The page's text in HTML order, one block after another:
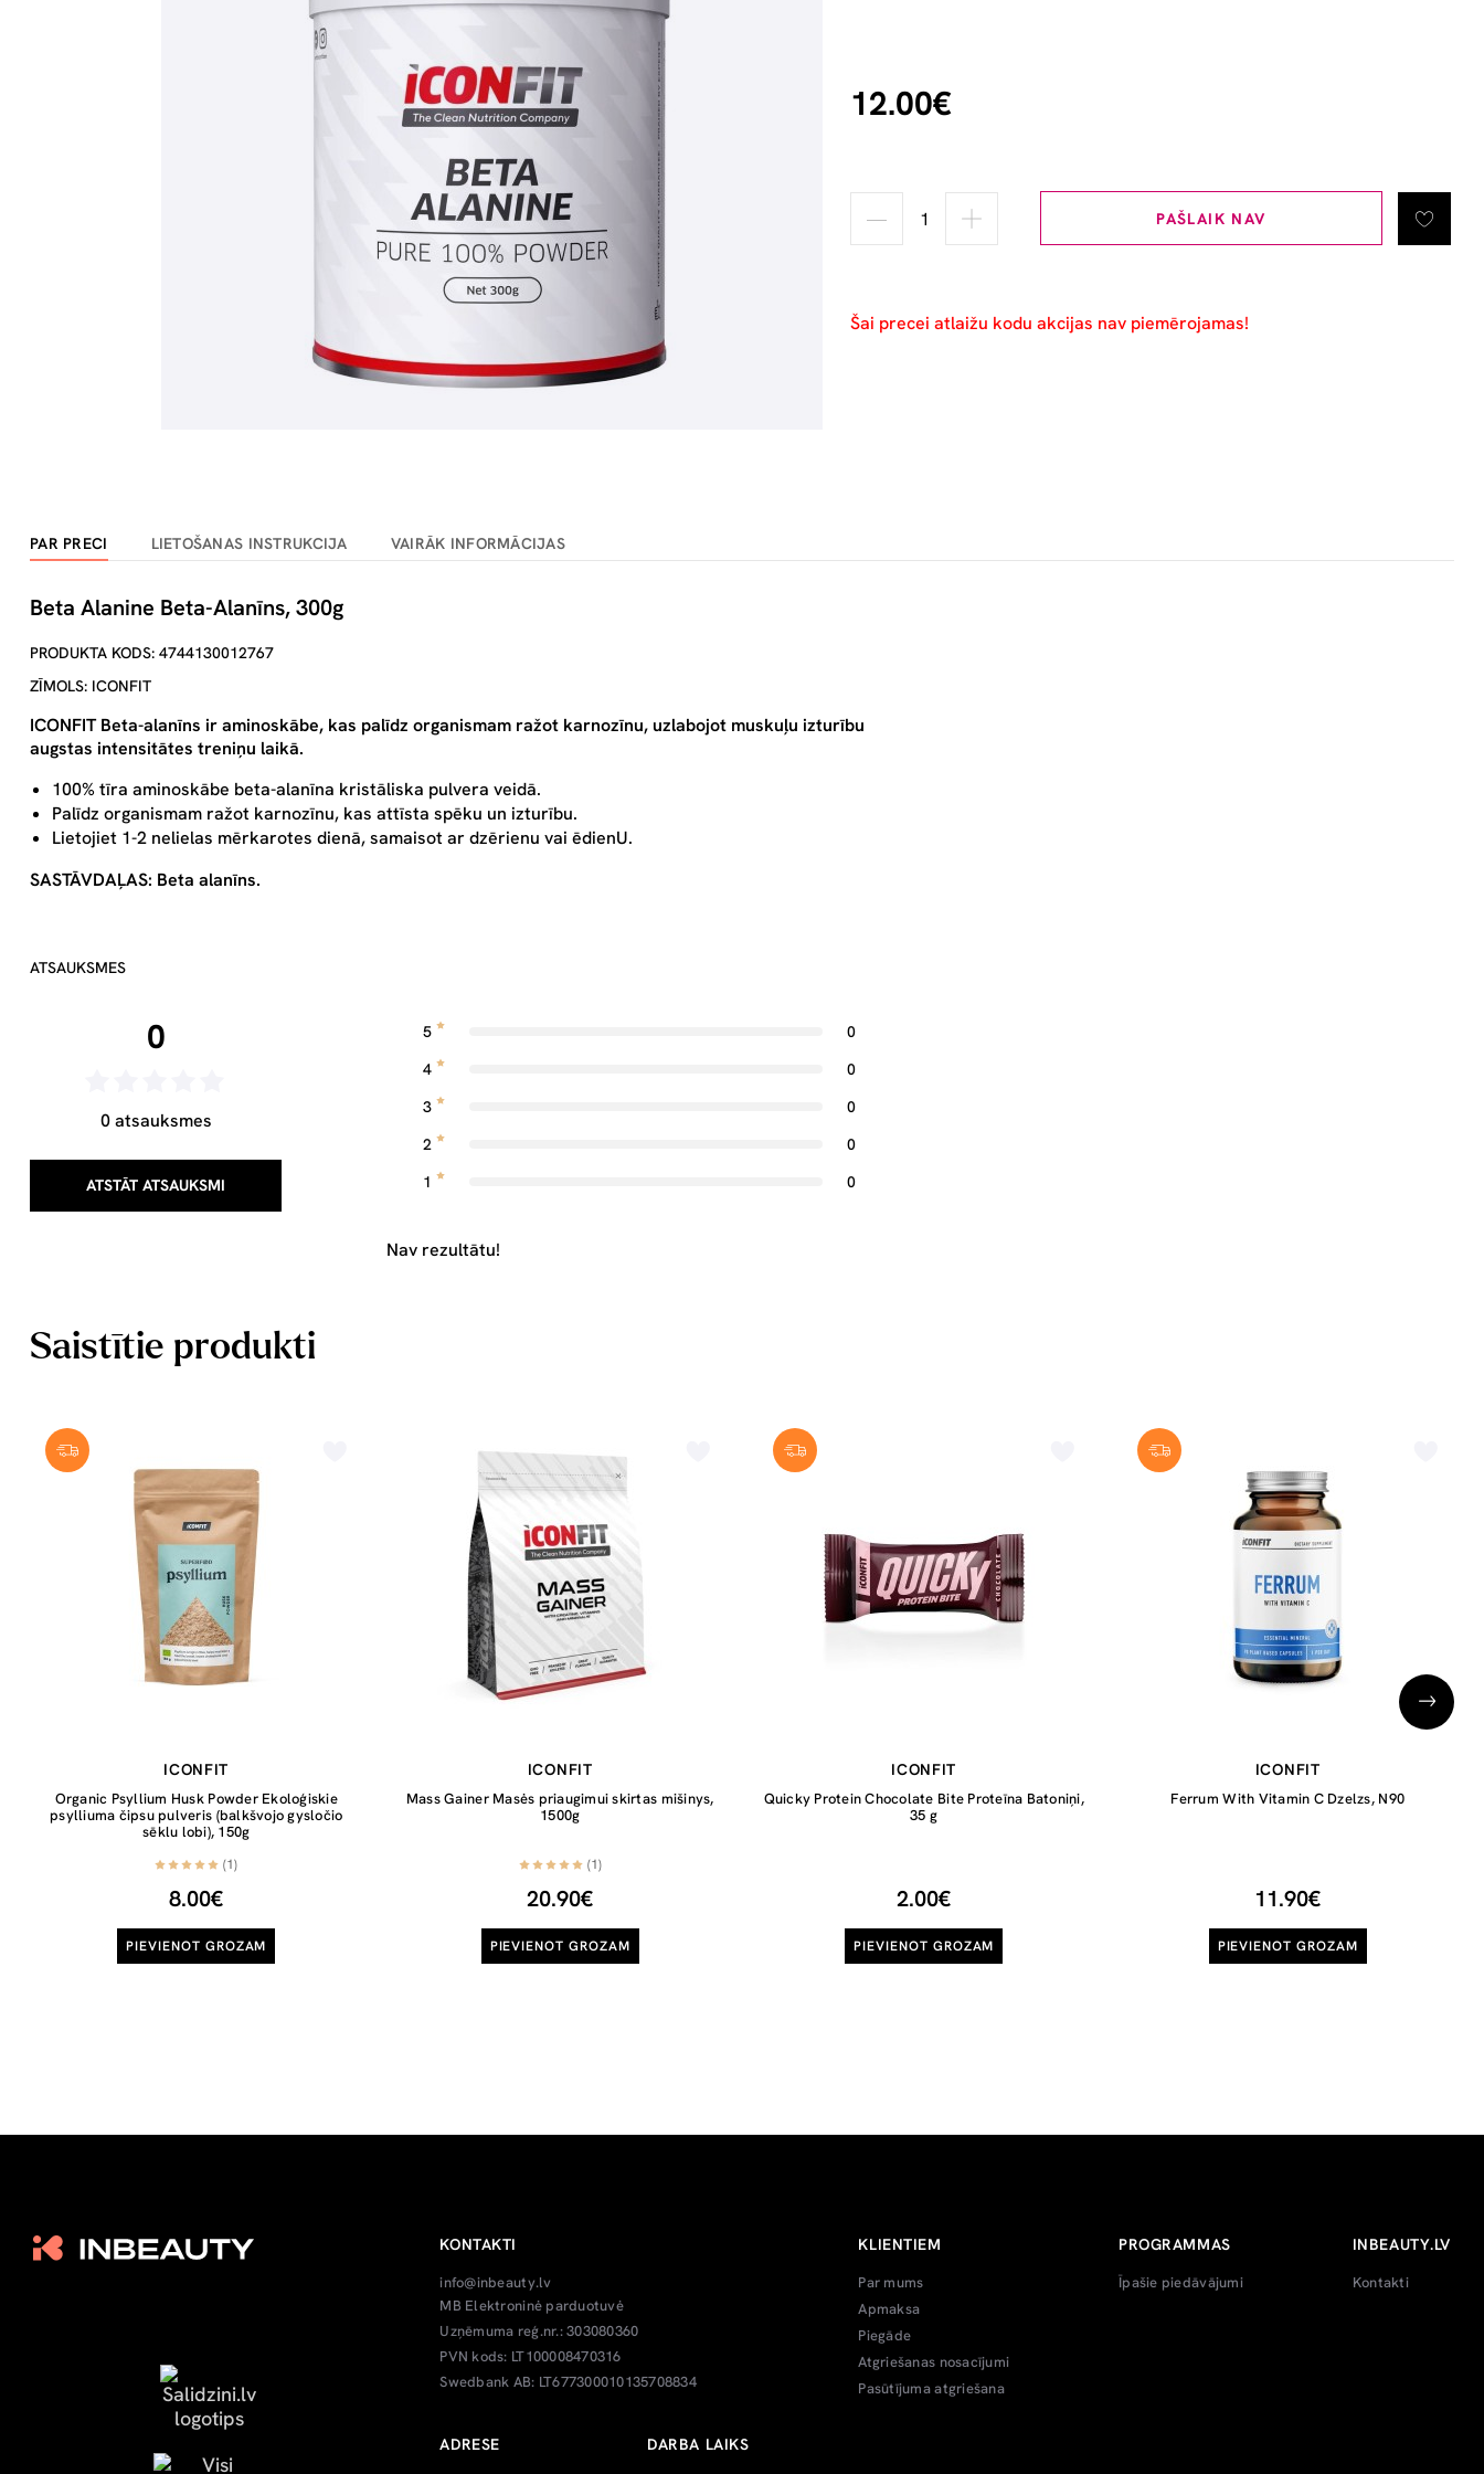
12.00€
PAŠLAIK NAV
Šai precei atlaižu kodu akcijas nav piemērojamas!
PAR PRECI LIETOŠANAS INSTRUKCIJA VAIRĀK INFORMĀCIJAS
Beta Alanine Beta-Alanīns, 300g
PRODUKTA KODS: 4744130012767
ZĪMOLS: ICONFIT
ICONFIT Beta-alanīns ir aminoskābe, kas palīdz organismam ražot karnozīnu, uzlabojot muskuļu izturību
augstas intensitātes treniņu laikā.
100% tīra aminoskābe beta-alanīna kristāliska pulvera veidā.
Palīdz organismam ražot karnozīnu, kas attīsta spēku un izturību.
Lietojiet 1-2 nelielas mērkarotes dienā, samaisot ar dzērienu vai ēdienU.
SASTĀVDAĻAS: Beta alanīns.
ATSAUKSMES
0
0 atsauksmes
ATSTĀT ATSAUKSMI
5
0
4
0
3
0
2
0
1
0
Nav rezultātu!
Saistītie produkti
ICONFIT
Organic Psyllium Husk Powder Ekoloģiskie
psylliuma čipsu pulveris (balkšvojo gysločio
sēklu lobi), 150g
(1)
8.00€
PIEVIENOT GROZAM
ICONFIT
Mass Gainer Masės priaugimui skirtas mišinys,
1500g
(1)
20.90€
PIEVIENOT GROZAM
ICONFIT
Quicky Protein Chocolate Bite Proteīna Batoniņi,
35 g
2.00€
PIEVIENOT GROZAM
ICONFIT
Ferrum With Vitamin C Dzelzs, N90
11.90€
PIEVIENOT GROZAM
KONTAKTI
info@inbeauty.lv
MB Elektroninė parduotuvė
Uzņēmuma reģ.nr.: 303080360
PVN kods: LT100008470316
Swedbank AB: LT677300010135708834
ADRESE DARBA LAIKS
KLIENTIEM
Par mums
Apmaksa
Piegāde
Atgriešanas nosacījumi
Pasūtījuma atgriešana
PROGRAMMAS
Īpašie piedāvājumi
INBEAUTY.LV
Kontakti